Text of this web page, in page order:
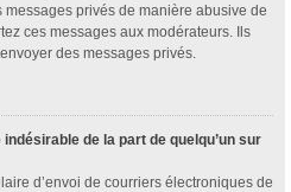
messages privés de manière abusive de
ces messages aux modérateurs. Ils
des messages privés.
de la part de quelqu’un sur
d’envoi de courriers électroniques de